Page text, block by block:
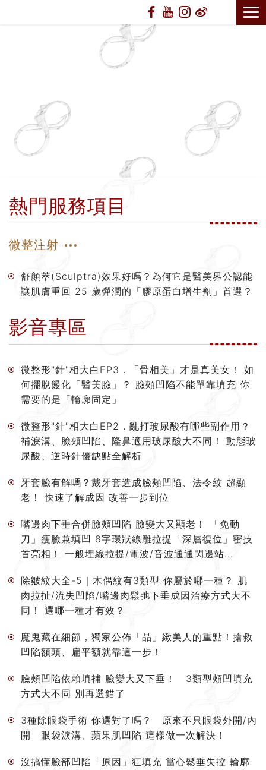
熱門服務項目
微整注射
舒顏萃(Sculptra)效果好嗎？為何它是醫美界公認能
讓肌膚重回 25 歲彈潤的「膠原蛋白增生劑」首選？
影音專區
微整形"針"相大白EP3．「骨相美」才是真美女！ 如
何擺脫饅化「醫美臉」？ 臉頰凹陷不能單靠填充 你
需要的是「輪廓固定」
微整形"針"相大白EP2．亂打玻尿酸有哪些副作用？
補淚溝、臉頰凹陷、隆鼻適用玻尿酸大不同！ 動態玻
尿酸、逆時針優缺點全解析
牙套臉有解嗎？戴牙套造成臉頰凹陷、法令紋 超顯
老！ 快速了解成因 改善一步到位
嘴邊肉下垂合併臉頰凹陷 臉變大又顯老！ 「免動
刀」瘦臉兼填凹 8字環狀線雕拉提「深層復位」密技
首亮相！ 一般埋線拉提/電波/音波通通閃邊站...
除皺紋大全-5｜木偶紋有3類型 你屬於哪一種？ 肌
肉拉扯/流失凹陷/嘴邊肉鬆弛下垂成因治療方式大不
同！ 選哪一種才有效？
魔鬼藏在細節，獨家公佈「晶」緻美人的重點！搶救
凹陷額頭、扁平額就靠這一步！
臉頰凹陷依賴填補 臉變大又下垂！ 3類型頰凹填充
方式大不同 別再選錯了
3種除眼袋手術 你選對了嗎？ 原來不只眼袋外開/內
開 眼袋淚溝、蘋果肌凹陷 這樣做一次解決！
沒搞懂臉部凹陷「原因」狂填充 當心鬆垂失控 輪廓